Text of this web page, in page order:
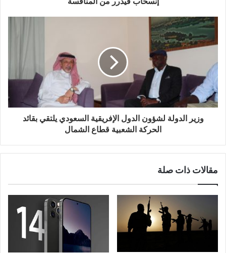
وزير الدولة لشؤون الدول الإفريقية السعودي يلتقي بقائد
الحركة الشعبية قطاع الشمال
مقالات ذات صلة